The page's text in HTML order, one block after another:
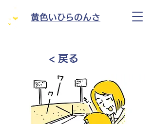
黄色いひらのんさ
< 戻る